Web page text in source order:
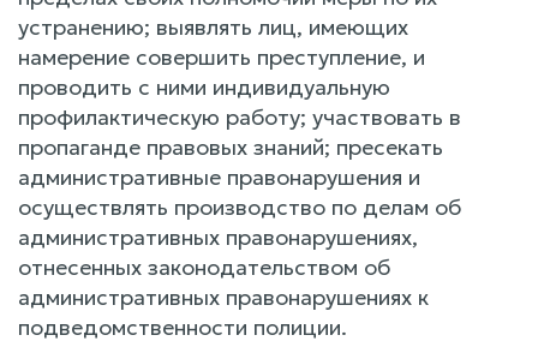
устранению; выявлять лиц, имеющих
намерение совершить преступление, и
проводить с ними индивидуальную
профилактическую работу; участвовать в
пропаганде правовых знаний; пресекать
административные правонарушения и
осуществлять производство по делам об
административных правонарушениях,
отнесенных законодательством об
административных правонарушениях к
подведомственности полиции.